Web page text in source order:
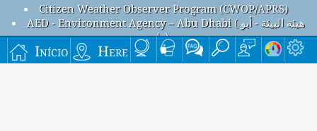
Início Here
Citizen Weather Observer Program (CWOP/APRS)
AED - Environment Agency – Abu Dhabi ( هيئة البيئة - أبو
ظبي)
Poluição do ar em Khadija Primary School, Abu Dhabi City, Emirados Árabes Unidos
Beijing overall air quality index is 149